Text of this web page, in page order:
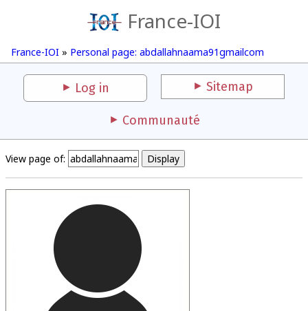
France-IOI
France-IOI » Personal page: abdallahnaama91gmailcom
Log in Sitemap
Communauté
View page of: